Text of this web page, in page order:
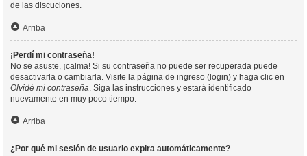
de las discuciones.
Arriba
¡Perdí mi contraseña!
No se asuste, ¡calma! Si su contraseña no puede ser recuperada puede
desactivarla o cambiarla. Visite la página de ingreso (login) y haga clic en
Olvidé mi contraseña. Siga las instrucciones y estará identificado
nuevamente en muy poco tiempo.
Arriba
¿Por qué mi sesión de usuario expira automáticamente?